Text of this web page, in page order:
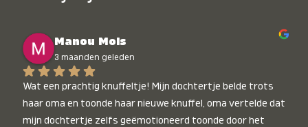
Manou Mols
3 maanden geleden
Wat een prachtig knuffeltje! Mijn dochtertje belde trots
haar oma en toonde haar nieuwe knuffel, oma vertelde dat
mijn dochtertje zelfs geëmotioneerd toonde door het